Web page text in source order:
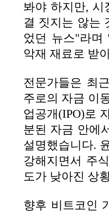
봐야 하지만, 시
결 짓지는 않는
었던 뉴스"라며
악재 재료로 받
전문가들은 최
주로의 자금 이
업공개(IPO)로
분된 자금 안에
설명했습니다.
강해지면서 주
도가 낮아진 상
향후 비트코인